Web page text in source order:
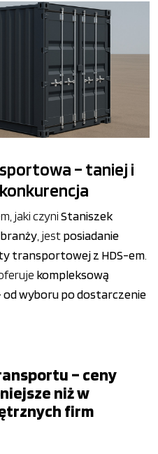
– taniej i
jaki czyniStaniszek
, jestposiadanie
transportowej z HDS-em.
kompleksową
od wyboru po dostarczenie
– ceny
niż w
firm